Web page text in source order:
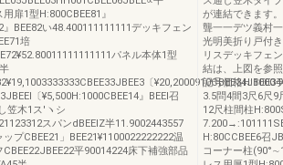
扉1型H:800CBEE81』
』BEE82い48.400111111111デッキフェン
培
パネル本体1型
〔
〔¥5,500H:1000CBEE14』BEEl召
笠木1ス′ヽシ
スパンdBEElZ半11.9002443557
プCBEE21」BEE21¥1100022222222温
平90014224床下補強部品
が連結できます
聾一一デツ義村
光明美折り戸付
リスデッキフェ
結は、上図を参
記号価格H:1000
3.5問4間3尺6尺9
12尺柱間柱
H:80CCBEE6召
コーナー柱